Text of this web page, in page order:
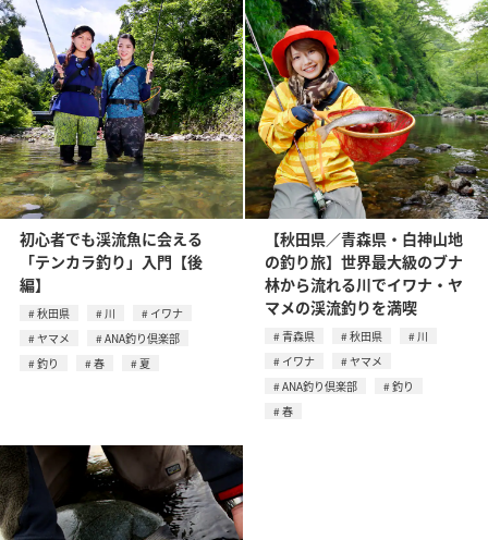
初心者でも渓流魚に会える
「テンカラ釣り」入門【後
編】
秋田県 川
イワナ
ヤマメ
ANA釣り倶楽部
釣り
春 夏
【秋田県／青森県・白神山地
の釣り旅】世界最大級のブナ
林から流れる川でイワナ・ヤ
マメの渓流釣りを満喫
青森県 秋田県
川
イワナ
ヤマメ
ANA釣り倶楽部
釣り
春